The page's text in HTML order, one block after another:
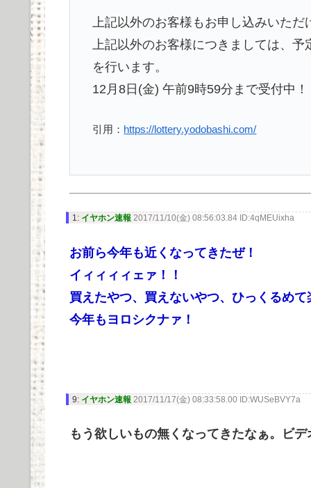
上記以外のお客様もお申し込みいただ
上記以外のお客様につきましては、
を行います。
12月8日(金) 午前9時59分まで受付中！
引用： https://lottery.yodobashi.com/
1: イヤホン速報 2017/11/10(金) 08:56:03.84 ID:4qMEUixha
お前ら今年も近くなってきたぜ！
イィィィィェァ！！
買えたやつ、買えないやつ、ひっくるめ
今年もヨロシクナァ！
9: イヤホン速報 2017/11/17(金) 08:33:58.00 ID:WUSeBVY7a
もう欲しいもの無くなってきたなぁ。ビ